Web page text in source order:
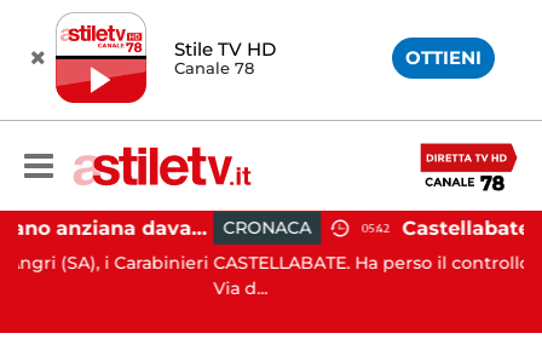
Stile TV HD
Canale 78 OTTIENI
Angri, scippano anziana davanti ad un negozio: tre arresti
i Carabinieri
CRONACA 05:42
CASTELLABATE. Ha perso il controllo della